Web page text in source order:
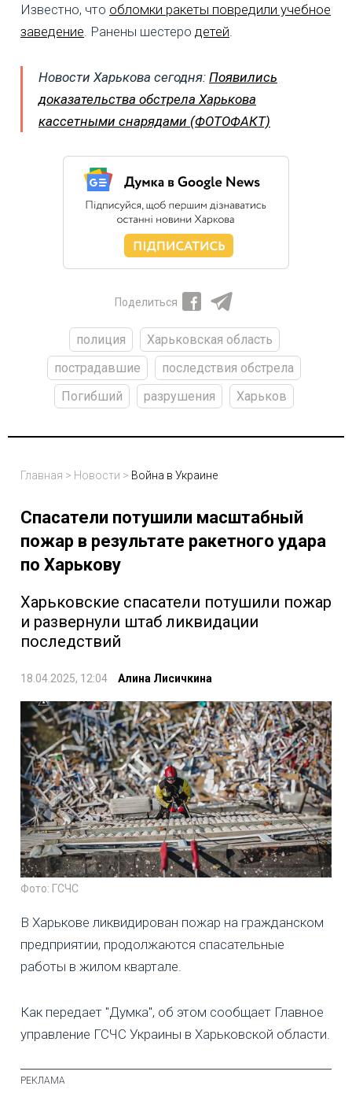
Известно, что обломки ракеты повредили учебное
заведение . Ранены шестеро детей
Новости Харькова сегодня: Появились
доказательства обстрела Харькова
кассетными снарядами (ФОТОФАКТ)
Поделиться
полиция
Харьковская область
пострадавшие
последствия обстрела
Погибший
разрушения Харьков
Главная > Новости > Война в Украине
Спасатели потушили масштабный
пожар в результате ракетного удара
по Харькову
Харьковские спасатели потушили пожар
и развернули штаб ликвидации
последствий
18.04.2025, 12:04 Алина Лисичкина
Фото: ГСЧС
В Харькове ликвидирован пожар на гражданском
предприятии, продолжаются спасательные
работы в жилом квартале.
Как передает "Думка", об этом сообщает Главное
управление ГСЧС Украины в Харьковской области.